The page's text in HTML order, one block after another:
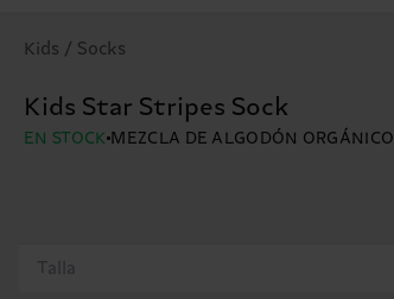
Kids / Socks
Kids Star Stripes Sock
EN STOCK MEZCLA DE ALGODÓN ORGÁNICO
Talla